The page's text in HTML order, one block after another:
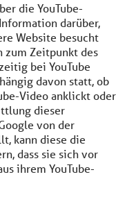
die YouTube-
darüber,
Website besucht
zum Zeitpunkt des
bei YouTube
davon statt, ob
Video anklickt oder
dieser
von der
kann diese die
dass sie sich vor
ihrem YouTube-